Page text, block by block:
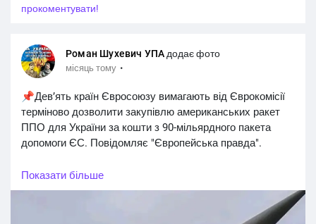
прокоментувати!
Роман Шухевич УПА додає фото
місяць тому ·
📌Девʼять країн Євросоюзу вимагають від Єврокомісії
терміново дозволити закупівлю американських ракет
ППО для України за кошти з 90-мільярдного пакета
допомоги ЄС. Повідомляє "Європейська правда".
👉Нідерланди, Німеччина, Фінляндія, Швеція, Данія,
Польща та країни Балтії звернулися з листом до Каї
чекати аналізу європейського ринку, а використати
Показати більше